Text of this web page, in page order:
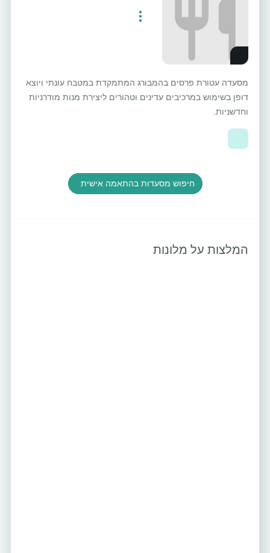
מסעדה עטורת פרסים בהמבורג המתמקדת במטבח עונתי ויוצא
דופן בשימוש במרכיבים עדינים וטהורים ליצירת מנות מודרניות
וחדשניות.
חיפוש מסעדות בהתאמה אישית
המלצות על מלונות